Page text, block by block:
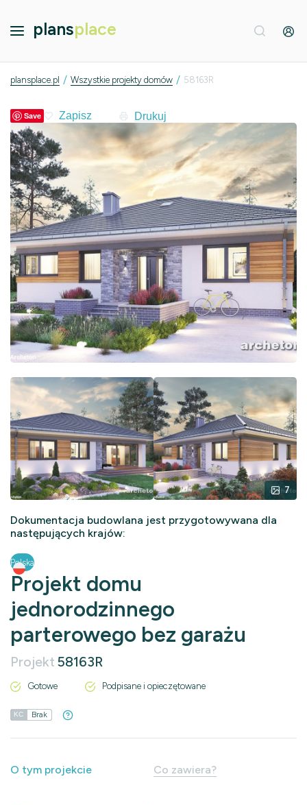
plansplace
plansplace.pl / Wszystkie projekty domów / 58163R
Save Drukuj
7
Dokumentacja budowlana jest przygotowywana dla
następujących krajów:
Polska
Projekt domu
jednorodzinnego
parterowego bez garażu
Projekt 58163R
Gotowe Podpisane i opieczętowane
KC Brak
O tym projekcie Co zawiera?